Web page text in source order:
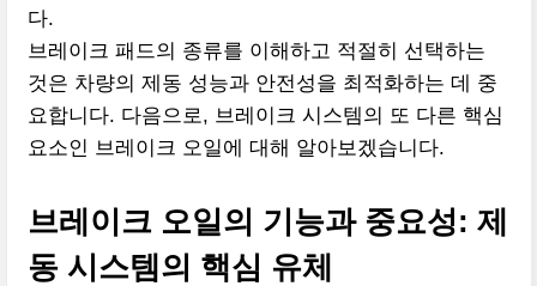
다.
브레이크 패드의 종류를 이해하고 적절히 선택하는
것은 차량의 제동 성능과 안전성을 최적화하는 데 중
요합니다. 다음으로, 브레이크 시스템의 또 다른 핵심
요소인 브레이크 오일에 대해 알아보겠습니다.
브레이크 오일의 기능과 중요성: 제
동 시스템의 핵심 유체